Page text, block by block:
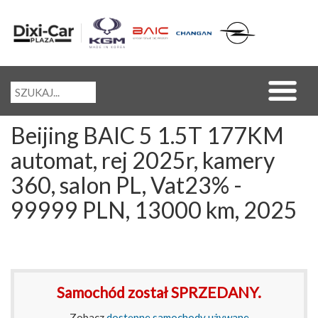
Beijing BAIC 5 1.5T 177KM
automat, rej 2025r, kamery
360, salon PL, Vat23% -
99999 PLN, 13000 km, 2025
Samochód został SPRZEDANY.